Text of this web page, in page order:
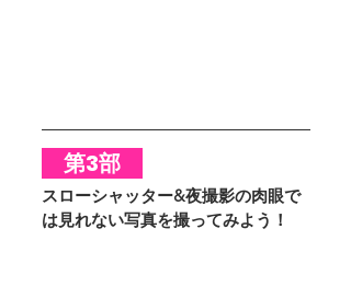
第3部
スローシャッター&夜撮影の肉眼で
は見れない写真を撮ってみよう！